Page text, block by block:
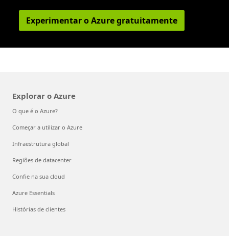
Experimentar o Azure gratuitamente
Explorar o Azure
O que é o Azure?
Começar a utilizar o Azure
Infraestrutura global
Regiões de datacenter
Confie na sua cloud
Azure Essentials
Histórias de clientes